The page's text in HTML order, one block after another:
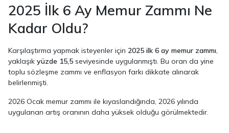
2025 İlk 6 Ay Memur Zammı Ne
Kadar Oldu?
Karşılaştırma yapmak isteyenler için 2025 ilk 6 ay memur zammı,
yaklaşık yüzde 15,5 seviyesinde uygulanmıştı. Bu oran da yine
toplu sözleşme zammı ve enflasyon farkı dikkate alınarak
belirlenmişti.
2026 Ocak memur zammı ile kıyaslandığında, 2026 yılında
uygulanan artış oranının daha yüksek olduğu görülmektedir.